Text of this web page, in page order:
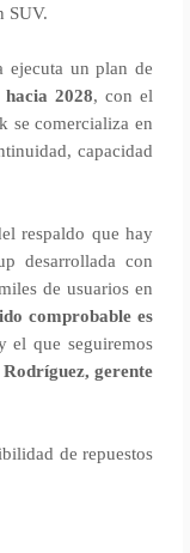
SUV.
ejecuta un plan de
hacia 2028, con el
se comercializa en
capacidad
respaldo que hay
desarrollada con
de usuarios en
comprobable es
el que seguiremos
gerente
de repuestos